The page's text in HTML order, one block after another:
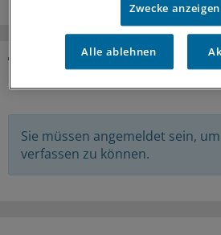
Sie müssen angemeldet sein,
verfassen zu können.
Zwecke anzeigen
Alle ablehnen